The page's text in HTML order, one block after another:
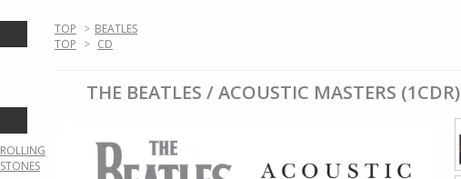
TOP > BEATLES
TOP > CD
THE BEATLES / ACOUSTIC MASTERS (1CDR)
ROLLING
STONES